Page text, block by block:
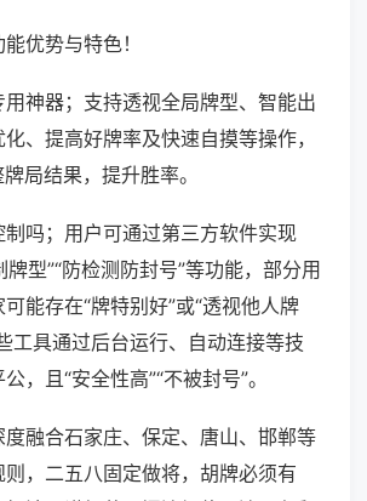
优势与特色！
神器；支持透视全局牌型、智能出
、提高好牌率及快速自摸等操作，
局结果，提升胜率。
吗；用户可通过第三方软件实现
牌型”“防检测防封号”等功能，部分用
能存在“牌特别好”或“透视他人牌
工具通过后台运行、自动连接等技
，且“安全性高”“不被封号”。
融合石家庄、保定、唐山、邯郸等
，二五八固定做将，胡牌必须有